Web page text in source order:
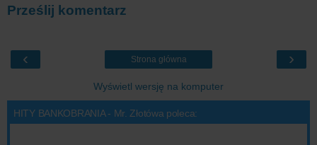
Prześlij komentarz
‹ ›
Strona główna
Wyświetl wersję na komputer
HITY BANKOBRANIA - Mr. Złotówa poleca: